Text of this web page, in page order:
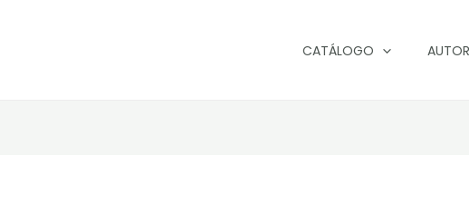
CATÁLOGO